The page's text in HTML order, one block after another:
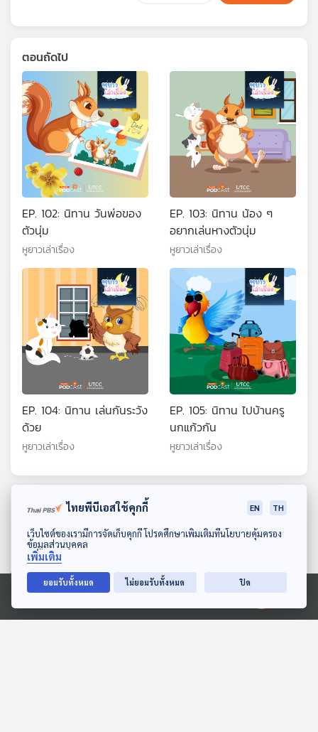
ดาวน์โหลด Thai PBS Podcast Application
Ⓒ 2020 องค์การกระจายเสียงและแพร่ภาพสาธารณะแห่งประเทศไทย
ตอนถัดไป
EP. 102: นิทาน วันพ่อของ
ตัวนุ่ม
หูยาวเล่าเรื่อง
EP. 103: นิทาน น้อง ๆ
อยากเล่นหางตัวนุ่ม
หูยาวเล่าเรื่อง
EP. 104: นิทาน เล่นกันระวัง
ด้วย
หูยาวเล่าเรื่อง
EP. 105: นิทาน ไปบ้านครู
นกแก้วกัน
หูยาวเล่าเรื่อง
ตอนที่เกี่ยวข้องไทยพีบีเอสใช้คุกกี้ EN TH
เว็บไซต์ของเรามีการจัดเก็บคุกกี้ โปรดศึกษาเพิ่มเติมที่นโยบายคุ้มครอง
ข้อมูลส่วนบุคคล
เพิ่มเติม
ยอมรับทั้งหมด ไม่ยอมรับทั้งหมด ปิด